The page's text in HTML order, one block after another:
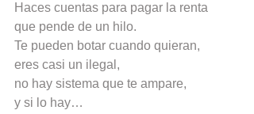
Haces cuentas para pagar la renta
que pende de un hilo.
Te pueden botar cuando quieran,
eres casi un ilegal,
no hay sistema que te ampare,
y si lo hay…